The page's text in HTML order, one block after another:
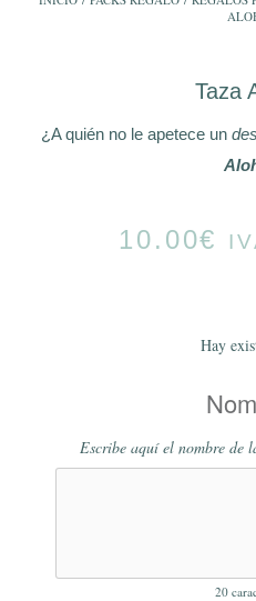
Taza
¿A quién no le apetece un
10.00€
Hay
Escribe aquí el nombre de
20